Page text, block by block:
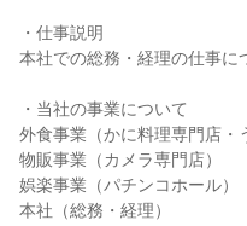
・仕事説明
本社での総務・経理の仕事に
・当社の事業について
外食事業（かに料理専門店・
物販事業（カメラ専門店）
娯楽事業（パチンコホール）
本社（総務・経理）